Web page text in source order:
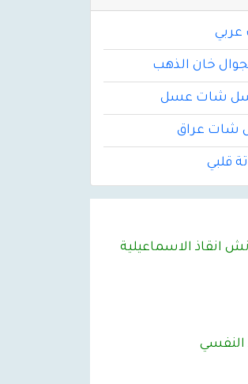
عربي
خان الذهب
عسل شات عسل
شات عراق
قلبي
انقاذ الاسماعيلية
النفسي